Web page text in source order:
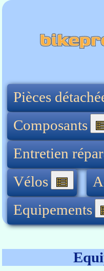
Pièces
Composants
Entretien
Vélos
Equipements